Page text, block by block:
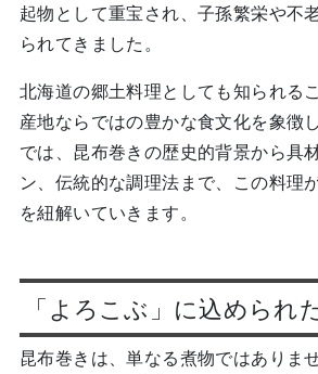
起物として重宝され、子孫繁栄や不
られてきました。
北海道の郷土料理としても知られる
産地ならではの豊かな食文化を象徴
では、昆布巻きの歴史的背景から具
ン、伝統的な調理法まで、この料理
を紐解いていきます。
「よろこぶ」に込められ
昆布巻きは、単なる煮物ではありま